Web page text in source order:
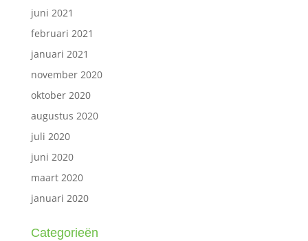
juni 2021
februari 2021
januari 2021
november 2020
oktober 2020
augustus 2020
juli 2020
juni 2020
maart 2020
januari 2020
Categorieën